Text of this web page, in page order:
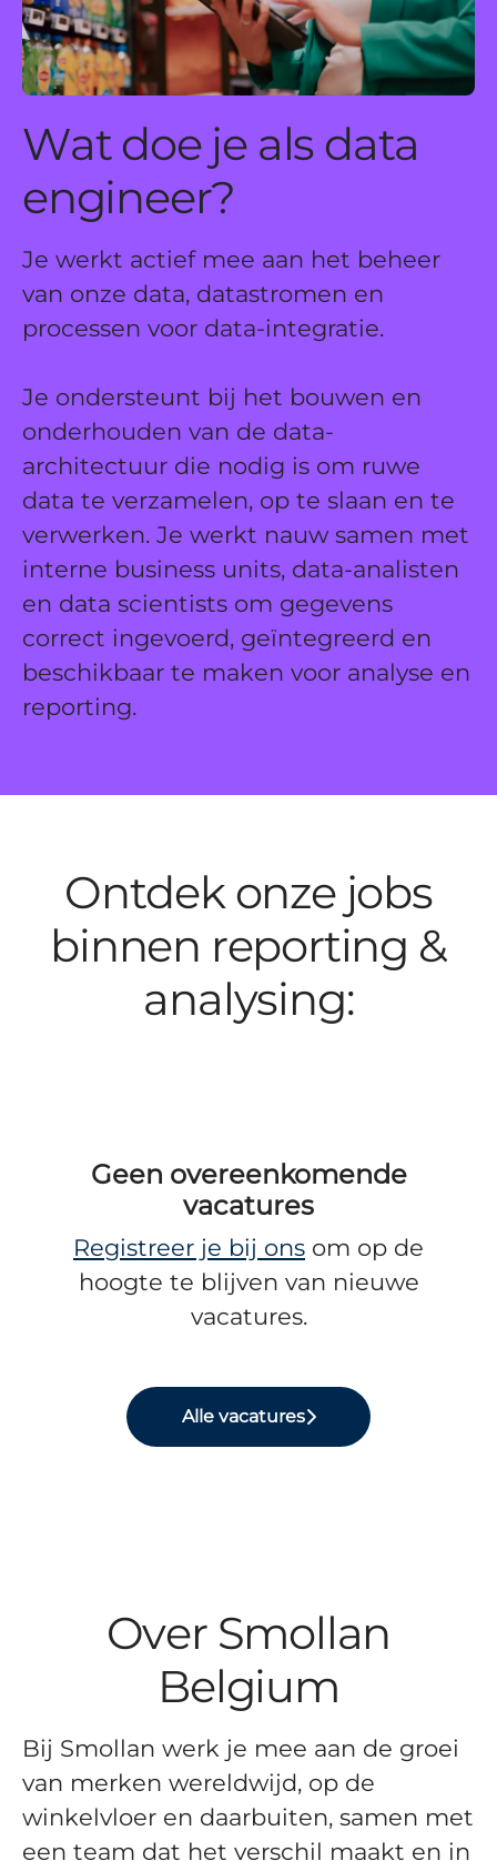
Wat doe je als data
engineer?
Je werkt actief mee aan het beheer
van onze data, datastromen en
processen voor data-integratie.
Je ondersteunt bij het bouwen en
onderhouden van de data-
architectuur die nodig is om ruwe
data te verzamelen, op te slaan en te
verwerken. Je werkt nauw samen met
interne business units, data-analisten
en data scientists om gegevens
correct ingevoerd, geïntegreerd en
beschikbaar te maken voor analyse en
reporting.
Ontdek onze jobs
binnen reporting &
analysing:
Geen overeenkomende
vacatures
Registreer je bij ons om op de
hoogte te blijven van nieuwe
vacatures.
Alle vacatures
Over Smollan
Belgium
Bij Smollan werk je mee aan de groei
van merken wereldwijd, op de
winkelvloer en daarbuiten, samen met
een team dat het verschil maakt en in